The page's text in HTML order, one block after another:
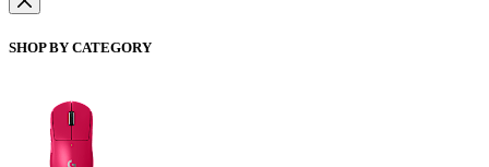
SHOP BY CATEGORY